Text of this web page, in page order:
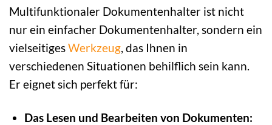
Multifunktionaler Dokumentenhalter ist nicht
nur ein einfacher Dokumentenhalter, sondern ein
vielseitigesWerkzeug, das Ihnen in
verschiedenen Situationen behilflich sein kann.
Er eignet sich perfekt für:
Das Lesen und Bearbeiten von Dokumenten: